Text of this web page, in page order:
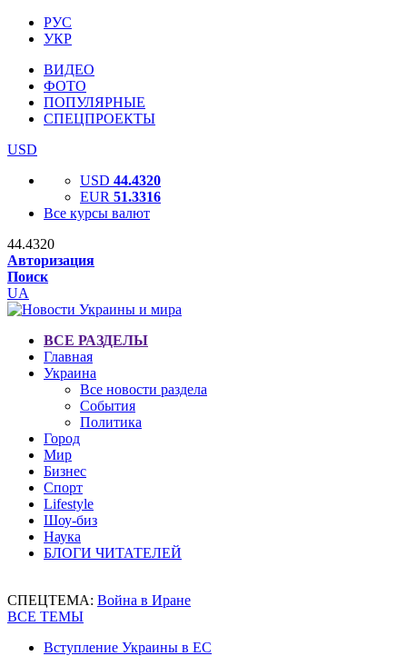
РУС
УКР
ВИДЕО
ФОТО
ПОПУЛЯРНЫЕ
СПЕЦПРОЕКТЫ
USD
USD 44.4320
EUR 51.3316
Все курсы валют
44.4320
Авторизация
Поиск
UA
ВСЕ РАЗДЕЛЫ
Главная
Украина
Все новости раздела
События
Политика
Город
Мир
Бизнес
Спорт
Lifestyle
Шоу-биз
Наука
БЛОГИ ЧИТАТЕЛЕЙ
СПЕЦТЕМА: Война в Иране
ВСЕ ТЕМЫ
Вступление Украины в ЕС